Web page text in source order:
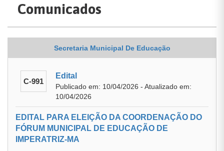
Comunicados
Secretaria Municipal De Educação
C-991
Edital
Publicado em: 10/04/2026 - Atualizado em:
10/04/2026
EDITAL PARA ELEIÇÃO DA COORDENAÇÃO DO
FÓRUM MUNICIPAL DE EDUCAÇÃO DE
IMPERATRIZ-MA